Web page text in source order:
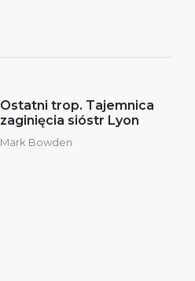
Ostatni trop. Tajemnica
zaginięcia sióstr Lyon
Mark Bowden